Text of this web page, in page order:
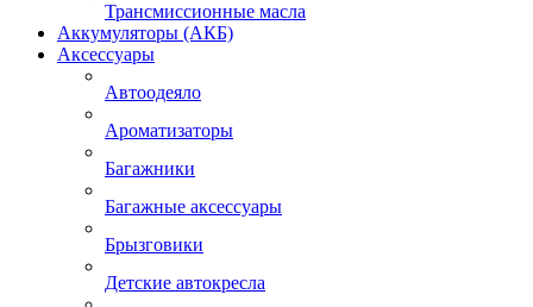
Трансмиссионные масла
Аккумуляторы (АКБ)
Аксессуары
Автоодеяло
Ароматизаторы
Багажники
Багажные аксессуары
Брызговики
Детские автокресла